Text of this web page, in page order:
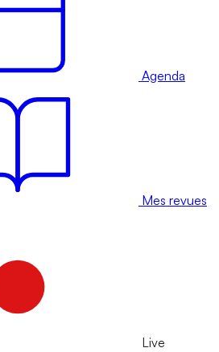
Agenda
Mes revues
Live